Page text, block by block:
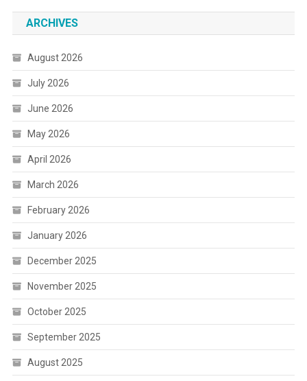
ARCHIVES
August 2026
July 2026
June 2026
May 2026
April 2026
March 2026
February 2026
January 2026
December 2025
November 2025
October 2025
September 2025
August 2025